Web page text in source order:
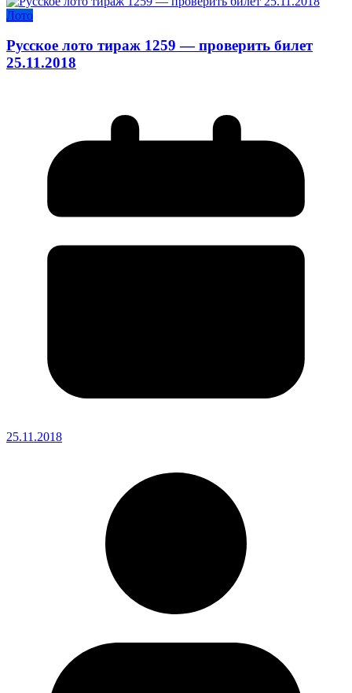
Лото
Русское лото тираж 1259 — проверить билет
25.11.2018
25.11.2018